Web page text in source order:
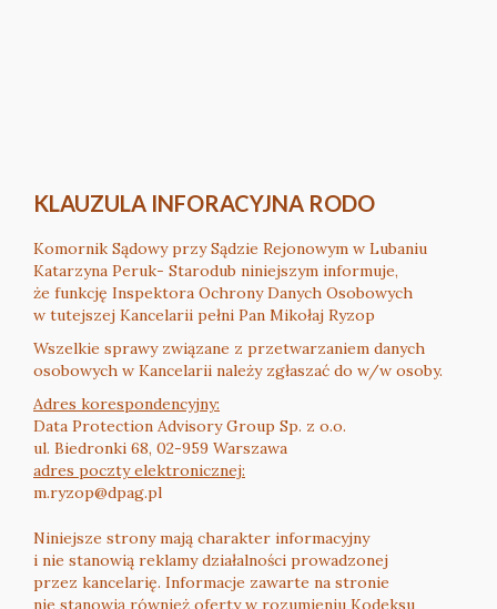
KLAUZULA INFORACYJNA RODO
Komornik Sądowy przy Sądzie Rejonowym w Lubaniu
Katarzyna Peruk- Starodub niniejszym informuje,
że funkcję Inspektora Ochrony Danych Osobowych
w tutejszej Kancelarii pełni Pan Mikołaj Ryzop
Wszelkie sprawy związane z przetwarzaniem danych
osobowych w Kancelarii należy zgłaszać do w/w osoby.
Adres korespondencyjny:
Data Protection Advisory Group Sp. z o.o.
ul. Biedronki 68, 02-959 Warszawa
adres poczty elektronicznej:
m.ryzop@dpag.pl
Niniejsze strony mają charakter informacyjny
i nie stanowią reklamy działalności prowadzonej
przez kancelarię. Informacje zawarte na stronie
nie stanowią również oferty w rozumieniu Kodeksu